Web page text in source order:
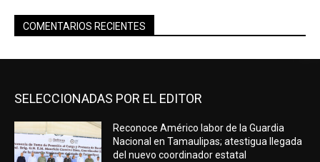
COMENTARIOS RECIENTES
SELECCIONADAS POR EL EDITOR
Reconoce Américo labor de la Guardia
Nacional en Tamaulipas; atestigua llegada
del nuevo coordinador estatal